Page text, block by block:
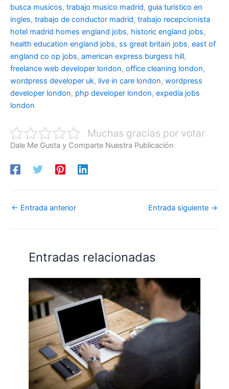
busca musicos, trabajo musico madrid, guia turistico en
ingles, trabajo de conductor madrid, trabajo recepcionista
hotel madrid homes england jobs, historic england jobs,
health education england jobs, ss great britain jobs, east of
england co op jobs, american express burgess hill,
freelance web developer london, office cleaning london,
wordpress developer uk, live in care london, wordpress
developer london, php developer london, expedia jobs
london
Muchas gracias por votar
Dale Me Gusta y Comparte Nuestra Publicación
← Entrada anterior Entrada siguiente →
Entradas relacionadas